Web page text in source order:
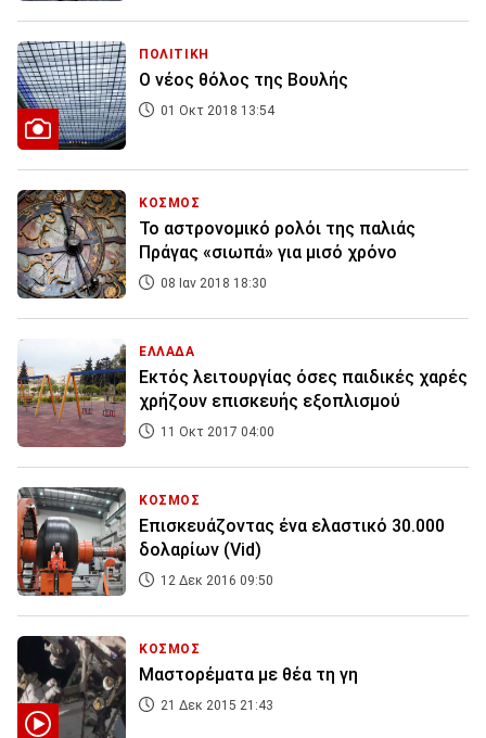
ΠΟΛΙΤΙΚΗ
Ο νέος θόλος της Βουλής
01 Οκτ 2018 13:54
ΚΟΣΜΟΣ
Το αστρονομικό ρολόι της παλιάς
Πράγας «σιωπά» για μισό χρόνο
08 Ιαν 2018 18:30
ΕΛΛΑΔΑ
Εκτός λειτουργίας όσες παιδικές χαρές
χρήζουν επισκευής εξοπλισμού
11 Οκτ 2017 04:00
ΚΟΣΜΟΣ
Επισκευάζοντας ένα ελαστικό 30.000
δολαρίων (Vid)
12 Δεκ 2016 09:50
ΚΟΣΜΟΣ
Μαστορέματα με θέα τη γη
21 Δεκ 2015 21:43